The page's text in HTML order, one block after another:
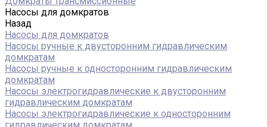
Насосы для домкратов
Назад
Насосы для домкратов
Насосы ручные к двусторонним гидравлическим
домкратам
Насосы ручные к односторонним гидравлическим
домкратам
Насосы электрогидравлические к двусторонним
гидравлическим домкратам
Насосы электрогидравлические к односторонним